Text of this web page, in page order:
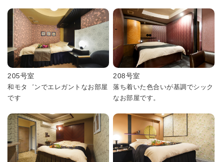
205号室
和モタ゛ンでエレガントなお部屋
です
208号室
落ち着いた色合いが基調でシック
なお部屋です。